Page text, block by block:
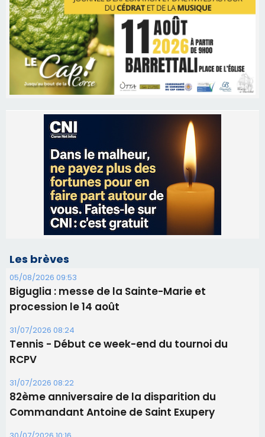
Les brèves
05/08/2026 09:53
Biguglia : messe de la Sainte-Marie et
procession le 14 août
31/07/2026 08:24
Tennis - Début ce week-end du tournoi du
31/07/2026 08:22
82ème anniversaire de la disparition du
Commandant Antoine de Saint Exupery
30/07/2026 10:16
Lecci : I Messageri en concert gratuit jeudi soir
30/07/2026 09:55
Corte : I Chjami Aghjalesi en concert ce soir
30/07/2026 08:33
Bastia - Assunta Gloriosa à la Cathédrale
Sainte-Marie